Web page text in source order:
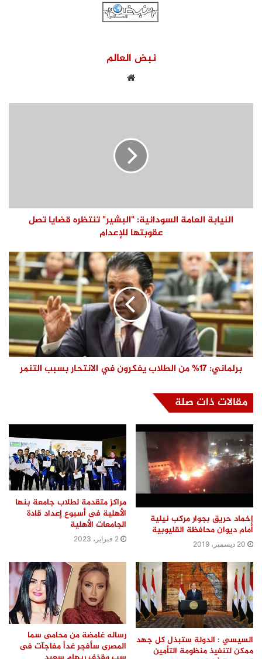
نبض العالم
النيابة العامة السودانية: "البشير" تنتظره قضايا تصل
عقوبتها للإعدام
برلماني: 17% من الطلاب يفكرون في الانتحار بسبب التنمر
مقالات ذات صلة
إخماد حريق بجوار مركب نيلية
أمام ديوان محافظة القليوبية
20 ديسمبر، 2019
مراكز متقدمة لطلاب جامعة بنها
الأهلية فى أسبوع إعداد قادة
الجامعات الأهلية
2 فبراير، 2023
السيسي : الدولة ستبذل كل جهد
ممكن لتنفيذ منظومة التأمين
رساله غامضة من محامى سما
المصرى سأفجر غداً مفاجآت فى